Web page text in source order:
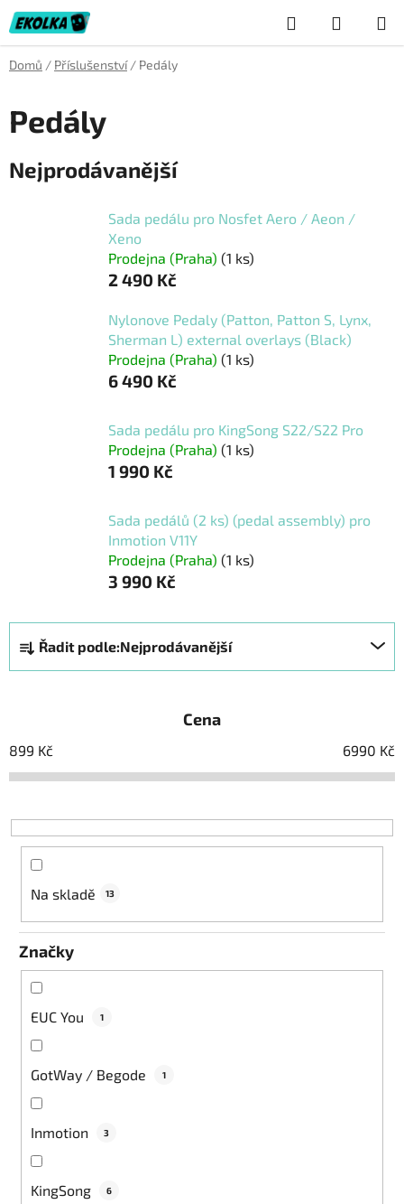
Přejít
na
obsah
Hledat
KOŠÍK
Domů / Příslušenství / Pedály
Pedály
Nejprodávanější
Sada pedálu pro Nosfet Aero / Aeon /
Xeno
Prodejna (Praha) (1 ks)
2 490 Kč
Nylonove Pedaly (Patton, Patton S, Lynx,
Sherman L) external overlays (Black)
Prodejna (Praha) (1 ks)
6 490 Kč
Sada pedálu pro KingSong S22/S22 Pro
Prodejna (Praha) (1 ks)
1 990 Kč
Sada pedálů (2 ks) (pedal assembly) pro
Inmotion V11Y
Prodejna (Praha) (1 ks)
3 990 Kč
Ř
a
z
í
p
o
d
ů
Řadit podle:Nejprodávanější
Cena
899 Kč 6990 Kč
Na skladě 13
Značky
EUC You 1
GotWay / Begode 1
Inmotion 3
KingSong 6